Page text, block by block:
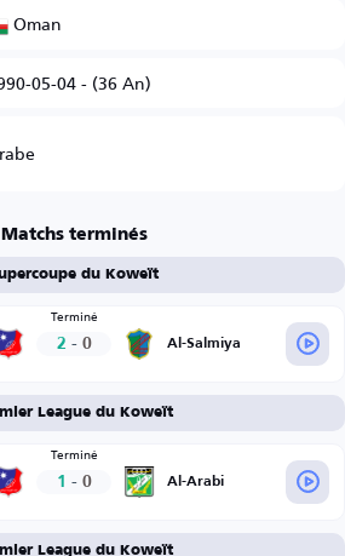
Oman
05-04 - (36 An)
Matchs terminés
du Koweït
Terminé
2 - 0 Al-Salmiya
League du Koweït
Terminé
1 - 0 Al-Arabi
League du Koweït